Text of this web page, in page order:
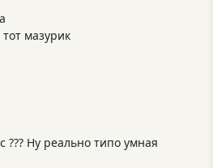
мазурик
??? Ну реально типо умная